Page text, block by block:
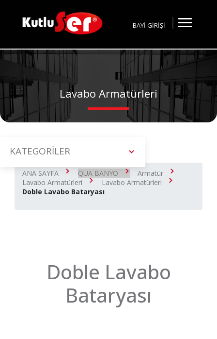
BAYİ GİRİŞİ
Lavabo Armatürleri
KATEGORİLER
ANA SAYFA QUA BANYO
Armatür
Lavabo Armatürleri
Lavabo Armatürleri
Doble Lavabo Bataryası
Doble Lavabo
Bataryası